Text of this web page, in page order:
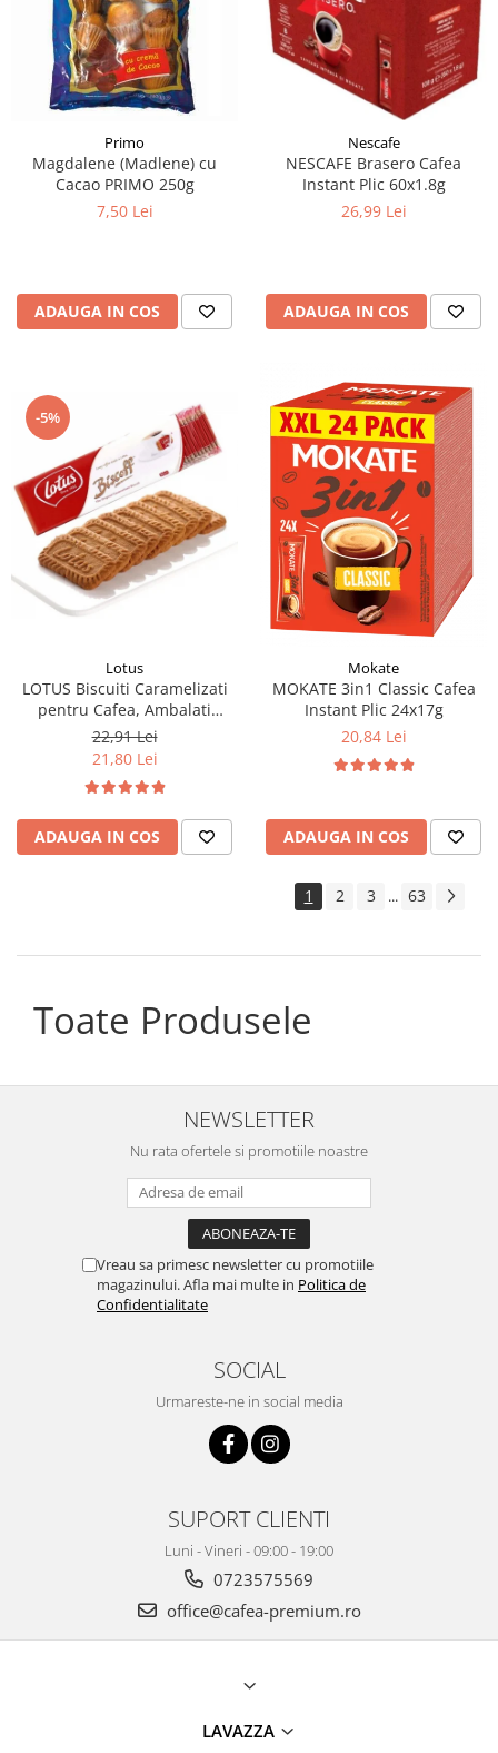
Primo
Magdalene (Madlene) cu
Cacao PRIMO 250g
7,50 Lei
ADAUGA IN COS
Nescafe
NESCAFE Brasero Cafea
Instant Plic 60x1.8g
26,99 Lei
ADAUGA IN COS
-5%
Lotus
LOTUS Biscuiti Caramelizati
pentru Cafea, Ambalati
Individual 50buc 312.5g
22,91 Lei
21,80 Lei
ADAUGA IN COS
Mokate
MOKATE 3in1 Classic Cafea
Instant Plic 24x17g
20,84 Lei
ADAUGA IN COS
1 2 3 ... 63
Toate Produsele
NEWSLETTER
Nu rata ofertele si promotiile noastre
Vreau sa primesc newsletter cu promotiile
magazinului. Afla mai multe in Politica de
Confidentialitate
SOCIAL
Urmareste-ne in social media
SUPORT CLIENTI
Luni - Vineri - 09:00 - 19:00
0723575569
office@cafea-premium.ro
LAVAZZA